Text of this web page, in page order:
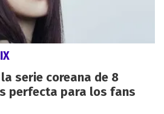
serie coreana de 8
perfecta para los fans